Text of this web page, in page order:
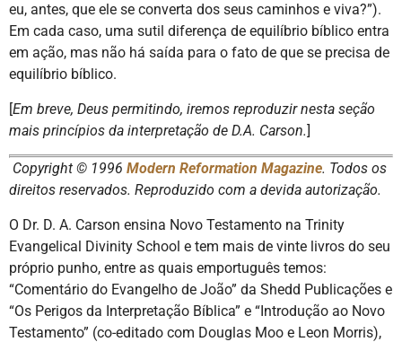
eu, antes, que ele se converta dos seus caminhos e viva?”).
Em cada caso, uma sutil diferença de equilíbrio bíblico entra
em ação, mas não há saída para o fato de que se precisa de
equilíbrio bíblico.
[Em breve, Deus permitindo, iremos reproduzir nesta seção
mais princípios da interpretação de D.A. Carson.]
Copyright © 1996 Modern Reformation Magazine. Todos os
direitos reservados. Reproduzido com a devida autorização.
O Dr. D. A. Carson ensina Novo Testamento na Trinity
Evangelical Divinity School e tem mais de vinte livros do seu
próprio punho, entre as quais emportuguês temos:
“Comentário do Evangelho de João” da Shedd Publicações e
“Os Perigos da Interpretação Bíblica” e “Introdução ao Novo
Testamento” (co-editado com Douglas Moo e Leon Morris),